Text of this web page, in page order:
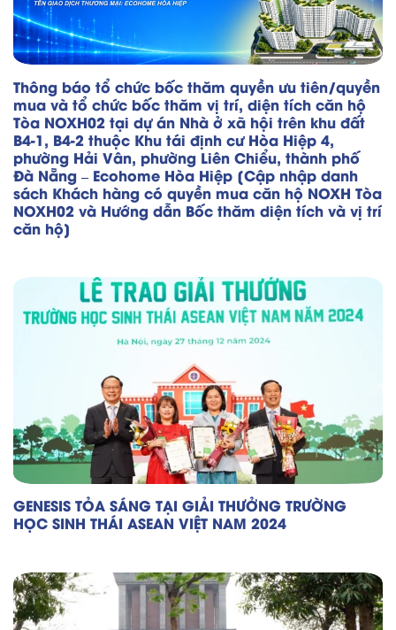
Thông báo tổ chức bốc thăm quyền ưu tiên/quyền
mua và tổ chức bốc thăm vị trí, diện tích căn hộ
Tòa NOXH02 tại dự án Nhà ở xã hội trên khu đất
B4-1, B4-2 thuộc Khu tái định cư Hòa Hiệp 4,
phường Hải Vân, phường Liên Chiểu, thành phố
Đà Nẵng – Ecohome Hòa Hiệp [Cập nhập danh
sách Khách hàng có quyền mua căn hộ NOXH Tòa
NOXH02 và Hướng dẫn Bốc thăm diện tích và vị trí
căn hộ]
GENESIS TỎA SÁNG TẠI GIẢI THƯỞNG TRƯỜNG
HỌC SINH THÁI ASEAN VIỆT NAM 2024